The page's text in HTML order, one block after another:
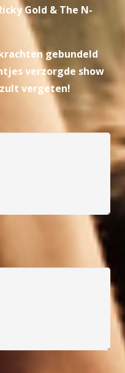
Gold & The N-
gebundeld
verzorgde show
vergeten!